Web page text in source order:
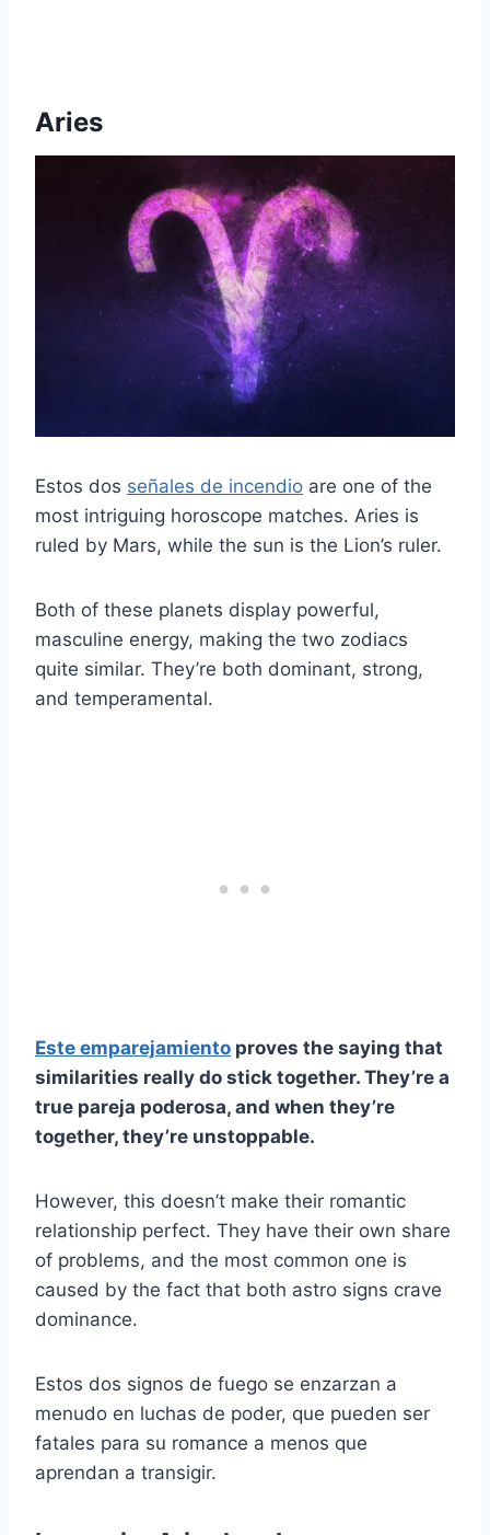
Aries
Estos dos señales de incendio are one of the
most intriguing horoscope matches. Aries is
ruled by Mars, while the sun is the Lion’s ruler.
Both of these planets display powerful,
masculine energy, making the two zodiacs
quite similar. They’re both dominant, strong,
and temperamental.
Este emparejamiento proves the saying that
similarities really do stick together. They’re a
true pareja poderosa, and when they’re
together, they’re unstoppable.
However, this doesn’t make their romantic
relationship perfect. They have their own share
of problems, and the most common one is
caused by the fact that both astro signs crave
dominance.
Estos dos signos de fuego se enzarzan a
menudo en luchas de poder, que pueden ser
fatales para su romance a menos que
aprendan a transigir.